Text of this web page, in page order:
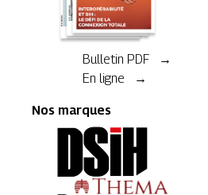
Bulletin PDF →
En ligne →
Nos marques